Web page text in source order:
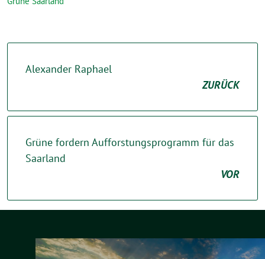
Alexander Raphael
ZURÜCK
Grüne fordern Aufforstungsprogramm für das
Saarland
VOR